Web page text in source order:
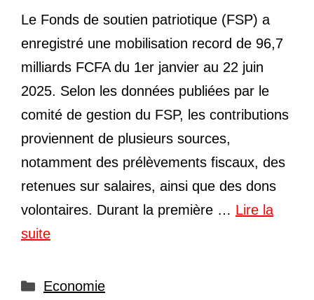
Le Fonds de soutien patriotique (FSP) a
enregistré une mobilisation record de 96,7
milliards FCFA du 1er janvier au 22 juin
2025. Selon les données publiées par le
comité de gestion du FSP, les contributions
proviennent de plusieurs sources,
notamment des prélèvements fiscaux, des
retenues sur salaires, ainsi que des dons
volontaires. Durant la première … Lire la
suite
Catégories
Economie